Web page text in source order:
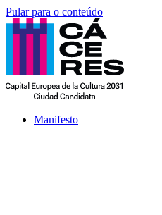
Pular para o conteúdo
Manifesto